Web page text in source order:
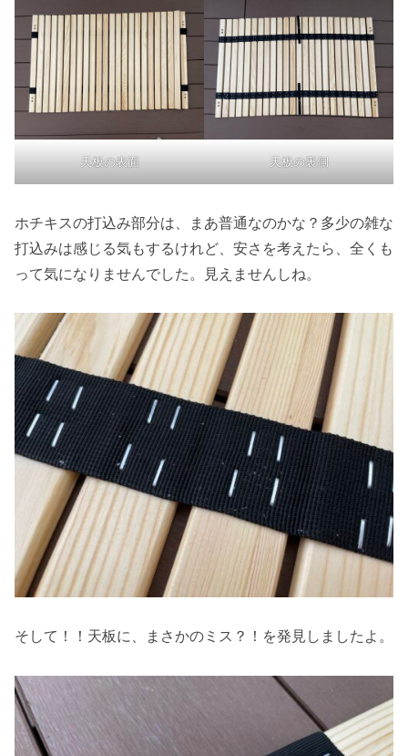
天板の表面 天板の裏側
ホチキスの打込み部分は、まあ普通なのかな？多少の雑な
打込みは感じる気もするけれど、安さを考えたら、全くも
って気になりませんでした。見えませんしね。
そして！！天板に、まさかのミス？！を発見しましたよ。